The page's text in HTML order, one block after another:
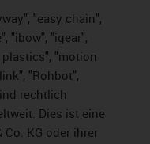
"easy chain",
"ibow", "igear",
"motion
"Rohbot",
rechtlich
Dies ist eine
KG oder ihrer